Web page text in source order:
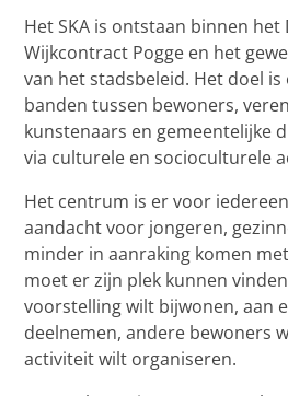
Het SKA is ontstaan binnen het
Wijkcontract Pogge en het
van het stadsbeleid. Het doel is
banden tussen bewoners,
kunstenaars en gemeentelijke
via culturele en socioculturele
Het centrum is er voor
aandacht voor jongeren,
minder in aanraking komen
moet er zijn plek kunnen
voorstelling wilt bijwonen, aan
deelnemen, andere bewoners
activiteit wilt organiseren.